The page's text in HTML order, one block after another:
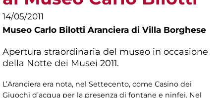
14/05/2011
Museo Carlo Bilotti Aranciera di Villa Borghese
Apertura straordinaria del museo in occasione
della Notte dei Musei 2011.
L’Aranciera era nota, nel Settecento, come Casino dei
Giuochi d’acqua per la presenza di fontane e ninfei. Nel